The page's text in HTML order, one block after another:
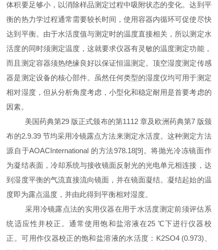
体积要足够小，以消除样品测定过程中吸附状态的变化。达到平
衡的热力学过程通常需要较长时间，使用容器内循环可促使尽快
达到平衡。由于水活度值与测定时的温度直接相关，所以测定水
活度的同时须测定温度，这就要求仪器有灵敏的温度测定功能，
而且测定容器须热绝缘良好以保证恒温测定。顶空湿度测定传感
器是测定设备的核心部件。虽然任何类型的湿度仪均可用于测定
相对湿度，但从分析角度考虑，小型化和稳定耐用是首要考虑的
因素。
美国药典第29 版正式颁布的第1112 章及欧洲药典第7 版颁
布的2.9.39 节均采用冷镜露点方法来测定水活度。这种测定方法
源自于AOACInternational 的方法978.18[9] 。将抛光冷冻镜面作
为凝结表面，冷却系统与接收镜面反射光的光电单元相连接，达
到湿度平衡的气流直接流向镜面，并在镜面凝结。凝结起始的温
度即为露点温度，并由此得到平衡相对湿度。
采用冷镜露点法的实用仪器在用于水活度测定前须评估系
统适应性并校正。通常使用饱和盐溶液在25℃下进行仪器校
正。可用作仪器校正的饱和盐溶液的水活度： K2SO4 (0.973)